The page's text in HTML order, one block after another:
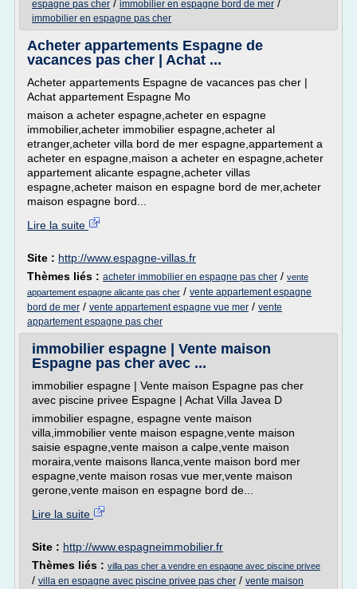
espagne pas cher / immobilier en espagne bord de mer /
immobilier en espagne pas cher
Acheter appartements Espagne de
vacances pas cher | Achat ...
Acheter appartements Espagne de vacances pas cher |
Achat appartement Espagne Mo
maison a acheter espagne,acheter en espagne
immobilier,acheter immobilier espagne,acheter al
etranger,acheter villa bord de mer espagne,appartement a
acheter en espagne,maison a acheter en espagne,acheter
appartement alicante espagne,acheter villas
espagne,acheter maison en espagne bord de mer,acheter
maison espagne bord...
Lire la suite
Site : http://www.espagne-villas.fr
Thèmes liés : acheter immobilier en espagne pas cher / vente
appartement espagne alicante pas cher / vente appartement espagne
bord de mer / vente appartement espagne vue mer / vente
appartement espagne pas cher
immobilier espagne | Vente maison
Espagne pas cher avec ...
immobilier espagne | Vente maison Espagne pas cher
avec piscine privee Espagne | Achat Villa Javea D
immobilier espagne, espagne vente maison
villa,immobilier vente maison espagne,vente maison
saisie espagne,vente maison a calpe,vente maison
moraira,vente maisons llanca,vente maison bord mer
espagne,vente maison rosas vue mer,vente maison
gerone,vente maison en espagne bord de...
Lire la suite
Site : http://www.espagneimmobilier.fr
Thèmes liés : villa pas cher a vendre en espagne avec piscine privee
/ villa en espagne avec piscine privee pas cher / vente maison